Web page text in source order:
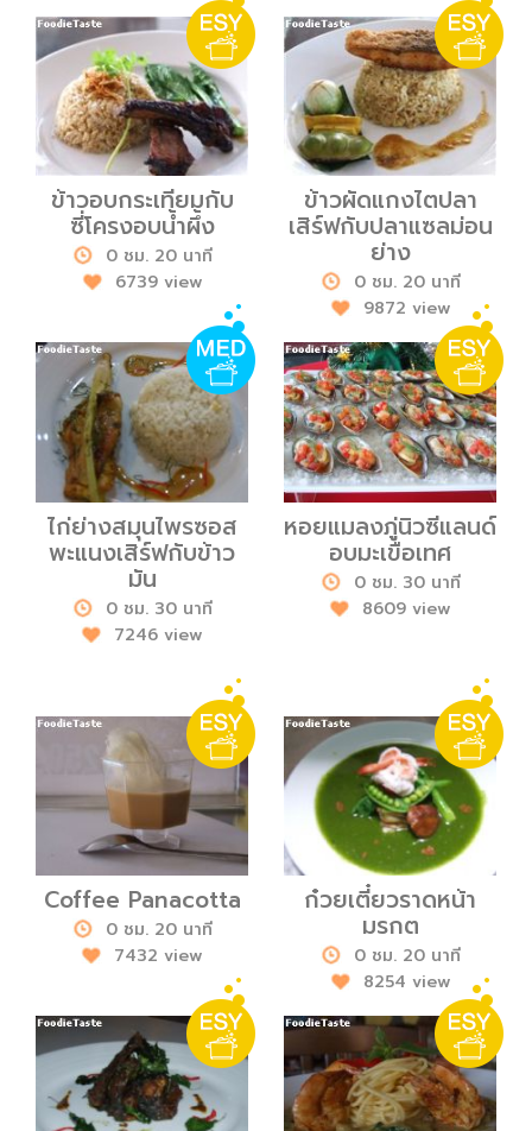
ข้าวอบกระเทียมกับ
ซี่โครงอบน้ำผึ้ง
0 ชม. 20 นาที
6739 view
ข้าวผัดแกงไตปลา
เสิร์ฟกับปลาแซลม่อน
ย่าง
0 ชม. 20 นาที
9872 view
ไก่ย่างสมุนไพรซอส
พะแนงเสิร์ฟกับข้าว
มัน
0 ชม. 30 นาที
7246 view
หอยแมลงภู่นิวซีแลนด์
อบมะเขือเทศ
0 ชม. 30 นาที
8609 view
Coffee Panacotta
0 ชม. 20 นาที
7432 view
ก๋วยเตี๋ยวราดหน้า
มรกต
0 ชม. 20 นาที
8254 view